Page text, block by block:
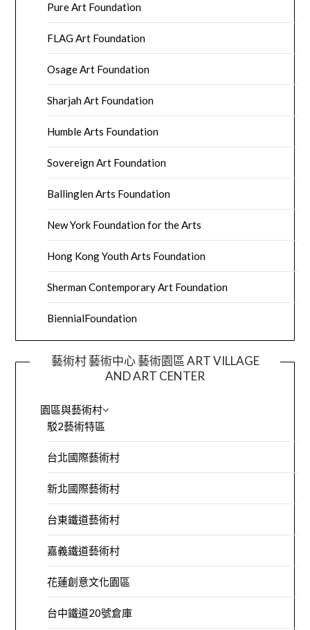
Pure Art Foundation
FLAG Art Foundation
Osage Art Foundation
Sharjah Art Foundation
Humble Arts Foundation
Sovereign Art Foundation
Ballinglen Arts Foundation
New York Foundation for the Arts
Hong Kong Youth Arts Foundation
Sherman Contemporary Art Foundation
BiennialFoundation
藝術村 藝術中心 藝術園區 ART VILLAGE
AND ART CENTER
園區與藝術村
駁2藝術特區
台北國際藝術村
新北國際藝術村
台東鐵道藝術村
嘉義鐵道藝術村
花蓮創意文化園區
台中鐵道20號倉庫